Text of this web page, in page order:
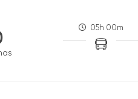
05h 00m